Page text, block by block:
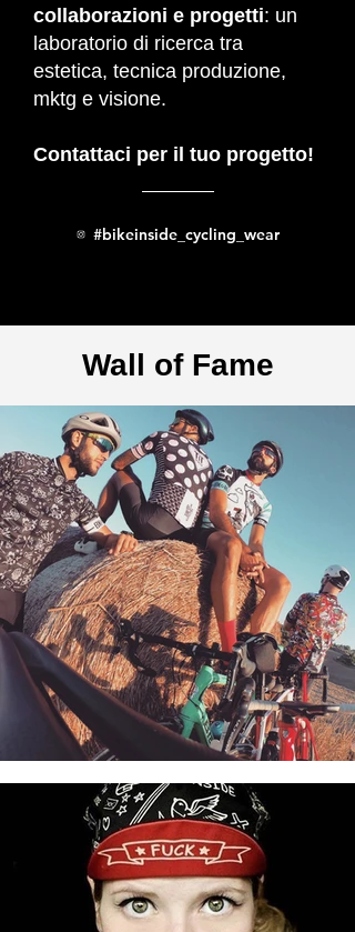
collaborazioni e progetti: un
laboratorio di ricerca tra
estetica, tecnica produzione,
mktg e visione.
Contattaci per il tuo progetto!
#bikeinside_cycling_wear
Wall of Fame